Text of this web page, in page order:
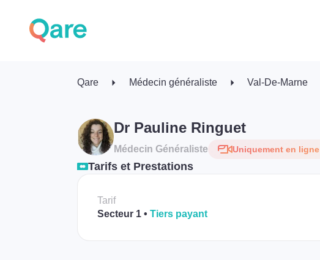
Qare Médecin généraliste Val-De-Marne
Dr Pauline Ringuet
Médecin Généraliste Uniquement en ligne
Tarifs et Prestations
Tarif
Secteur 1
Tiers payant